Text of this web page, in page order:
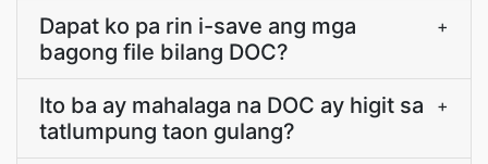
Dapat ko pa rin i-save ang mga
bagong file bilang DOC?
+
Ito ba ay mahalaga na DOC ay higit sa
tatlumpung taon gulang?
+